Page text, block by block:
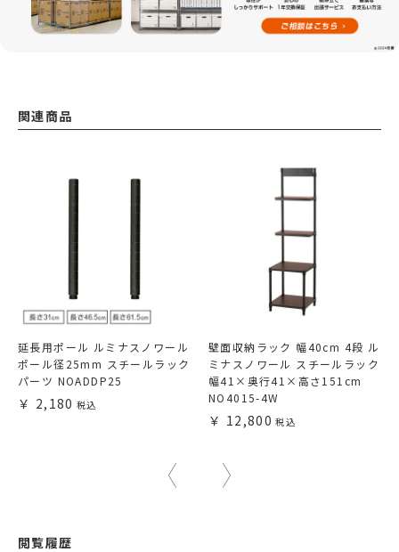
関連商品
延長用ポール ルミナスノワール
ポール径25mm スチールラック
パーツ NOADDP25
2,180
壁面収納ラック 幅40cm 4段 ル
ミナスノワール スチールラック
幅41×奥行41×高さ151cm
NO4015-4W
12,800
閲覧履歴